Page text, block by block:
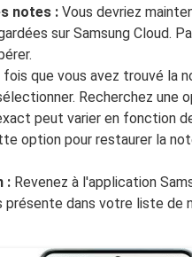
notes : Vous devriez
sur Samsung Cloud.
fois que vous avez trouvé la
Recherchez une
peut varier en fonction
option pour restaurer la
: Revenez à l'application
présente dans votre liste de